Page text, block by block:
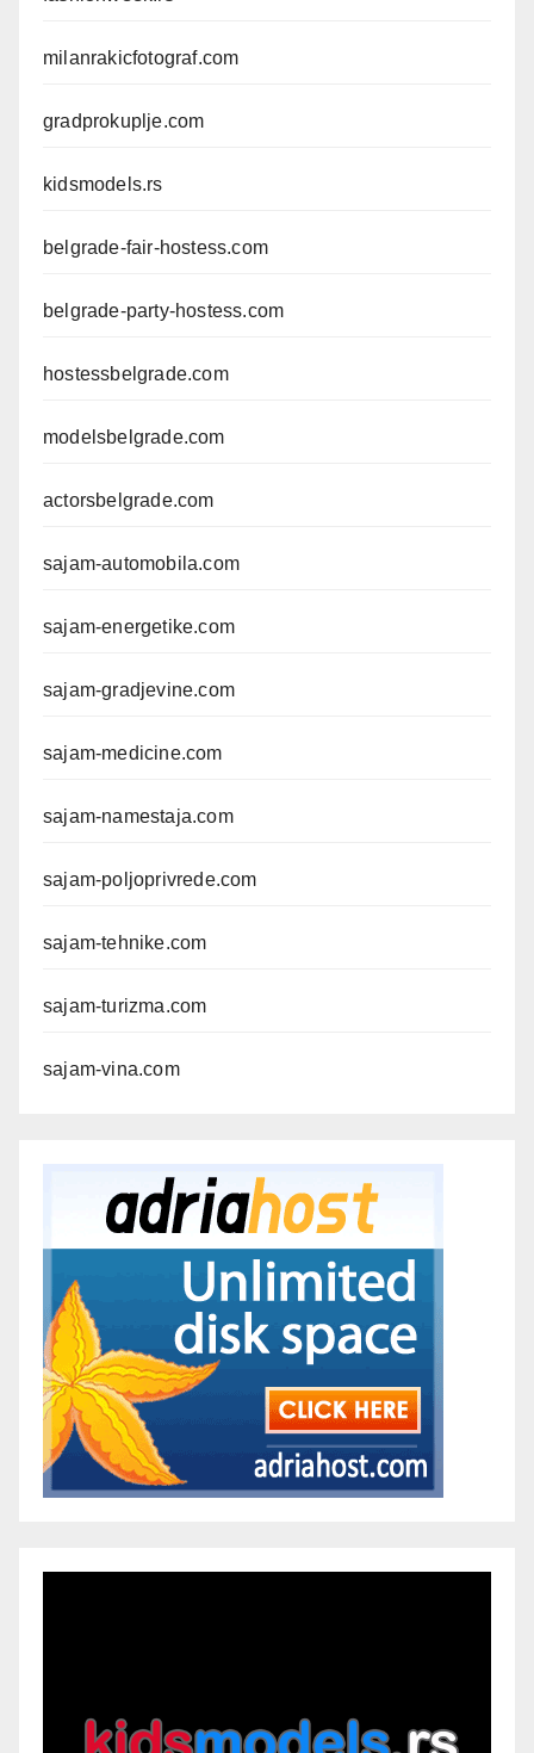
milanrakicfotograf.com
gradprokuplje.com
kidsmodels.rs
belgrade-fair-hostess.com
belgrade-party-hostess.com
hostessbelgrade.com
modelsbelgrade.com
actorsbelgrade.com
sajam-automobila.com
sajam-energetike.com
sajam-gradjevine.com
sajam-medicine.com
sajam-namestaja.com
sajam-poljoprivrede.com
sajam-tehnike.com
sajam-turizma.com
sajam-vina.com